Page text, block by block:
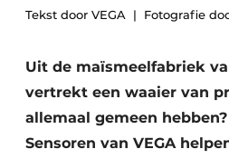
Video’s
Tekst door VEGA
Fotografie
Uit de maïsmeelfabriek
vertrekt een waaier van
allemaal gemeen
Sensoren van VEGA